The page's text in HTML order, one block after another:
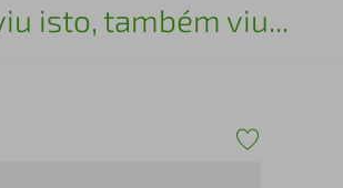
isto, também viu...